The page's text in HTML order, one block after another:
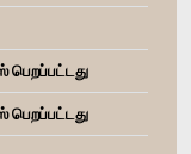
பெறப்பட்டது
பெறப்பட்டது